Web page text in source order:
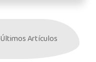
Últimos Artículos